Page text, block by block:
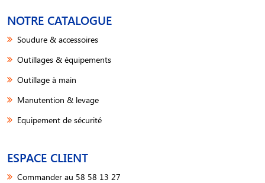
NOTRE CATALOGUE
Soudure & accessoires
Outillages & équipements
Outillage à main
Manutention & levage
Equipement de sécurité
ESPACE CLIENT
Commander au 58 58 13 27